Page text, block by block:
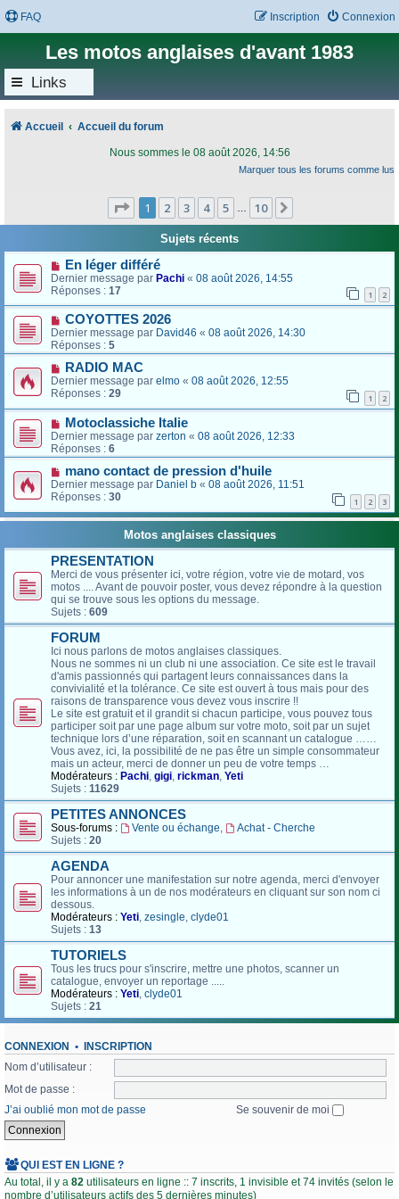
FAQ Connexion
Inscription
Les motos anglaises d'avant 1983
Links
Accueil Accueil du forum
Nous sommes le 08 août 2026, 14:56
Marquer tous les forums comme lus
Page 1sur
1 2 3 4 5 10
Sujets récents
En léger différé
Dernier message par Pachi « 08 août 2026, 14:55
Réponses : 17 1 2
COYOTTES 2026
Dernier message par David46 « 08 août 2026, 14:30
Réponses : 5
RADIO MAC
Dernier message par elmo « 08 août 2026, 12:55
Réponses : 29 1 2
Motoclassiche Italie
Dernier message par zerton « 08 août 2026, 12:33
Réponses : 6
mano contact de pression d'huile
Dernier message par Daniel b « 08 août 2026, 11:51
Réponses : 30 1 2 3
Motos anglaises classiques
PRESENTATION
Merci de vous présenter ici, votre région, votre vie de motard, vos
motos .... Avant de pouvoir poster, vous devez répondre à la question
qui se trouve sous les options du message.
Sujets : 609
FORUM
Ici nous parlons de motos anglaises classiques.
Nous ne sommes ni un club ni une association. Ce site est le travail
d'amis passionnés qui partagent leurs connaissances dans la
convivialité et la tolérance. Ce site est ouvert à tous mais pour des
raisons de transparence vous devez vous inscrire !!
Le site est gratuit et il grandit si chacun participe, vous pouvez tous
participer soit par une page album sur votre moto, soit par un sujet
technique lors d’une réparation, soit en scannant un catalogue ……
Vous avez, ici, la possibilité de ne pas être un simple consommateur
mais un acteur, merci de donner un peu de votre temps …
Modérateurs : Pachi, gigi, rickman, Yeti
Sujets : 11629
PETITES ANNONCES
Sous-forums : Vente ou échange,
Achat - Cherche
Sujets : 20
AGENDA
Pour annoncer une manifestation sur notre agenda, merci d'envoyer
les informations à un de nos modérateurs en cliquant sur son nom ci
dessous.
Modérateurs : Yeti, zesingle, clyde01
Sujets : 13
TUTORIELS
Tous les trucs pour s'inscrire, mettre une photos, scanner un
catalogue, envoyer un reportage .....
Modérateurs : Yeti, clyde01
Sujets : 21
CONNEXION • INSCRIPTION
Nom d’utilisateur :
Mot de passe :
J’ai oublié mon mot de passe
Se souvenir de moi
QUI EST EN LIGNE ?
Au total, il y a 82 utilisateurs en ligne :: 7 inscrits, 1 invisible et 74 invités (selon le
nombre d’utilisateurs actifs des 5 dernières minutes)